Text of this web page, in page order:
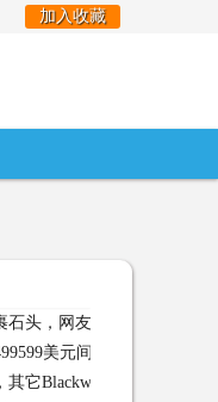
加入收藏
头，网友分享被骗经历
美元间
它Blackwell显卡延至明年